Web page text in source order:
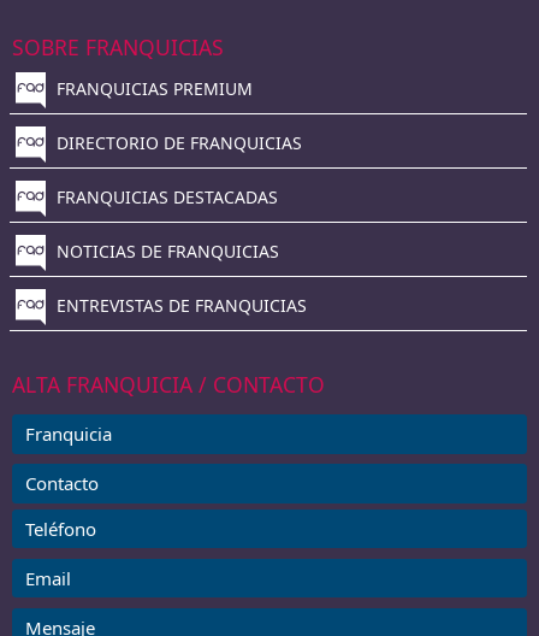
SOBRE FRANQUICIAS
FRANQUICIAS PREMIUM
DIRECTORIO DE FRANQUICIAS
FRANQUICIAS DESTACADAS
NOTICIAS DE FRANQUICIAS
ENTREVISTAS DE FRANQUICIAS
ALTA FRANQUICIA / CONTACTO